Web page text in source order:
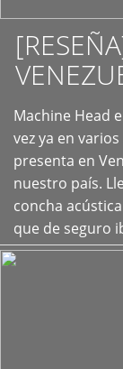
Machine Head
vez ya en
presenta en
nuestro país.
concha
que de seguro